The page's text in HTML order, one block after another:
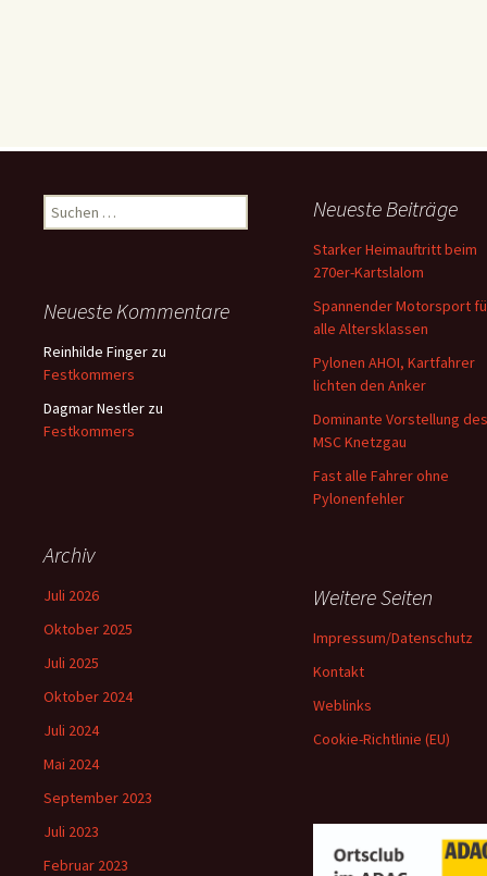
Suchen
nach:
Neueste Beiträge
Starker Heimauftritt beim
270er-Kartslalom
Spannender Motorsport
alle Altersklassen
Pylonen AHOI, Kartfahrer
lichten den Anker
Dominante Vorstellung des
MSC Knetzgau
Fast alle Fahrer ohne
Pylonenfehler
Neueste Kommentare
Reinhilde Finger zu
Festkommers
Dagmar Nestler zu
Festkommers
Archiv
Juli 2026
Oktober 2025
Juli 2025
Oktober 2024
Juli 2024
Mai 2024
September 2023
Juli 2023
Februar 2023
Weitere Seiten
Impressum/Datenschutz
Kontakt
Weblinks
Cookie-Richtlinie (EU)